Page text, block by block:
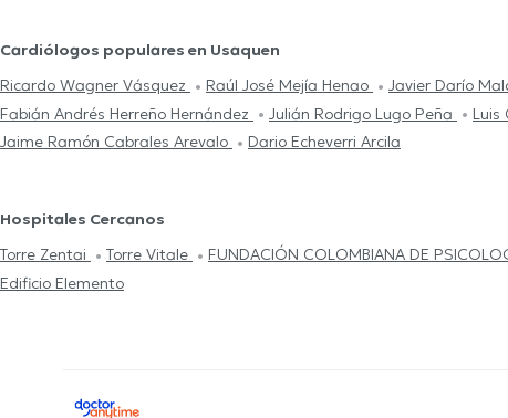
Cardiólogos populares en Usaquen
Ricardo Wagner Vásquez
Raúl José Mejía Henao
Javier Darío
Fabián Andrés Herreño Hernández
Julián Rodrigo Lugo Peña
Luis
Jaime Ramón Cabrales Arevalo
Dario Echeverri Arcila
Hospitales Cercanos
Torre Zentai
Torre Vitale FUNDACIÓN COLOMBIANA DE
Edificio Elemento